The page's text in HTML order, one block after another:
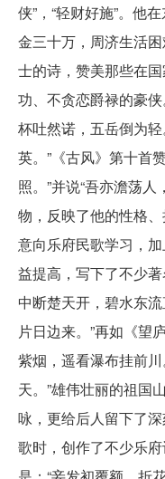
侠”，“轻财好施”。他
金三十万，周济生活
士的诗，赞美那些在
功、不贪恋爵禄的豪
杯吐然诺，五岳倒为
英。”《古风》第十首
照。”并说“吾亦澹荡
物，反映了他的性格
意向乐府民歌学习，
益提高，写下了不少
中断楚天开，碧水东
片日边来。”再如《望
紫烟，遥看瀑布挂前
天。”雄伟壮丽的祖国
咏，更给后人留下了
歌时，创作了不少乐